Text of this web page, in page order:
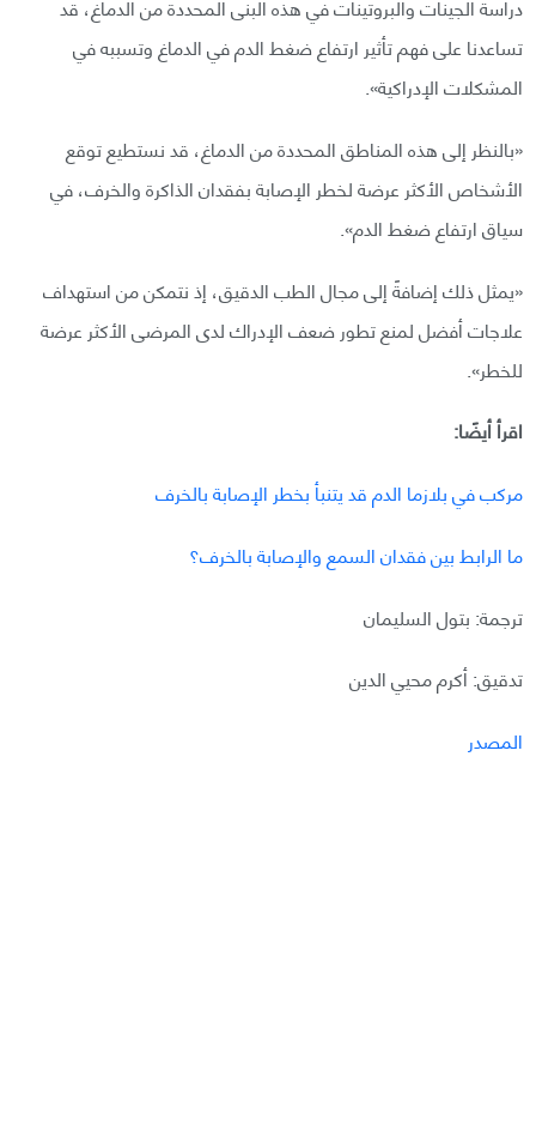
تساعدنا على فهم تأثير ارتفاع ضغط الدم في الدماغ وتسببه في
المشكلات الإدراكية».
«بالنظر إلى هذه المناطق المحددة من الدماغ، قد نستطيع توقع
الأشخاص الأكثر عرضة لخطر الإصابة بفقدان الذاكرة والخرف، في
سياق ارتفاع ضغط الدم».
«يمثل ذلك إضافةً إلى مجال الطب الدقيق، إذ نتمكن من استهداف
علاجات أفضل لمنع تطور ضعف الإدراك لدى المرضى الأكثر عرضة
للخطر».
اقرأ أيضًا:
مركب في بلازما الدم قد يتنبأ بخطر الإصابة بالخرف
ما الرابط بين فقدان السمع والإصابة بالخرف؟
ترجمة: بتول السليمان
تدقيق: أكرم محيي الدين
المصدر